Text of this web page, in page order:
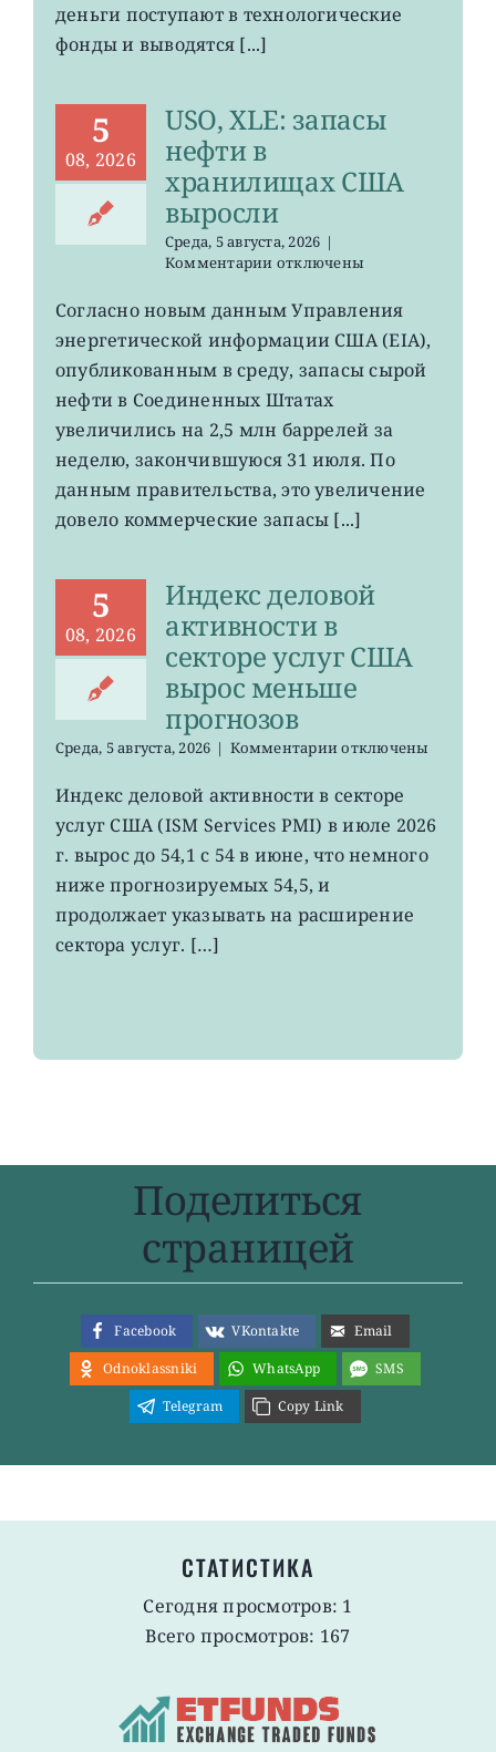
деньги поступают в технологические
фонды и выводятся [...]
5
08, 2026
USO, XLE: запасы
нефти в
хранилищах США
выросли
Среда, 5 августа, 2026 |
Комментариик
USO,
запасы
нефти
хранилищах
США
выросли
отключены
Согласно новым данным Управления
энергетической информации США (EIA),
опубликованным в среду, запасы сырой
нефти в Соединенных Штатах
увеличились на 2,5 млн баррелей за
неделю, закончившуюся 31 июля. По
данным правительства, это увеличение
довело коммерческие запасы [...]
5
08, 2026
Индекс деловой
активности в
секторе услуг США
вырос меньше
прогнозов
Среда, 5 августа, 2026 | Комментариик
Индекс
деловой
активности
в
США
отключены
Индекс деловой активности в секторе
услуг США (ISM Services PMI) в июле 2026
г. вырос до 54,1 с 54 в июне, что немного
ниже прогнозируемых 54,5, и
продолжает указывать на расширение
сектора услуг. […]
Поделиться
страницей
Facebook VKontakte
Email
Odnoklassniki
WhatsApp
SMS
Telegram
Copy Link
СТАТИСТИКА
Сегодня просмотров: 1
Всего просмотров: 167